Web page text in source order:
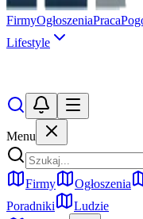
FirmyOgłoszeniaPraca
Lifestyle
Menu
Firmy Ogłoszenia
Poradniki
Ludzie